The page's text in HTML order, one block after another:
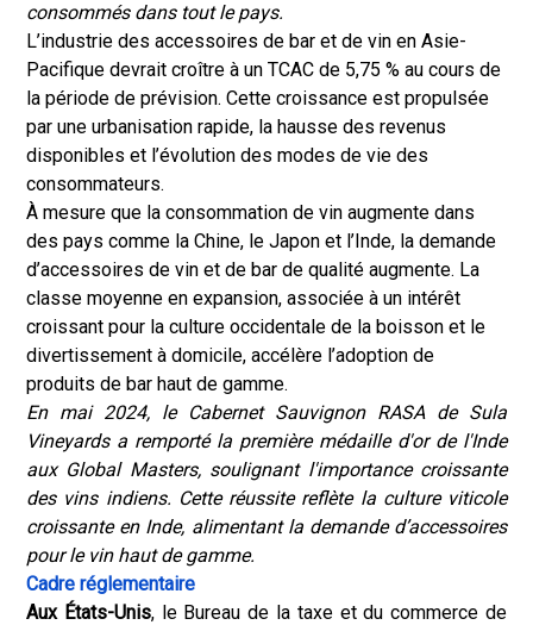
consommés dans tout le pays.
L’industrie des accessoires de bar et de vin en Asie-
Pacifique devrait croître à un TCAC de 5,75 % au cours de
la période de prévision. Cette croissance est propulsée
par une urbanisation rapide, la hausse des revenus
disponibles et l’évolution des modes de vie des
consommateurs.
À mesure que la consommation de vin augmente dans
des pays comme la Chine, le Japon et l’Inde, la demande
d’accessoires de vin et de bar de qualité augmente. La
classe moyenne en expansion, associée à un intérêt
croissant pour la culture occidentale de la boisson et le
divertissement à domicile, accélère l’adoption de
produits de bar haut de gamme.
En mai 2024, le Cabernet Sauvignon RASA de Sula
Vineyards a remporté la première médaille d'or de l'Inde
aux Global Masters, soulignant l'importance croissante
des vins indiens. Cette réussite reflète la culture viticole
croissante en Inde, alimentant la demande d’accessoires
pour le vin haut de gamme.
Cadre réglementaire
Aux États-Unis, le Bureau de la taxe et du commerce de